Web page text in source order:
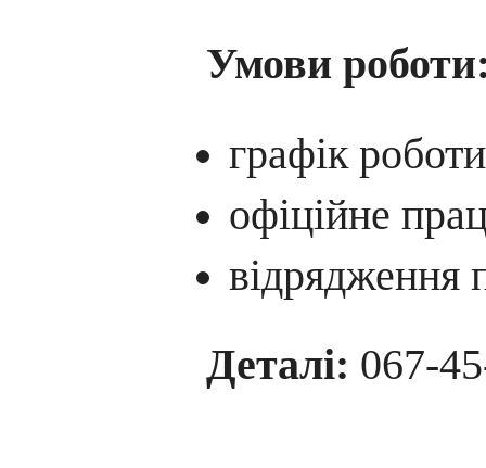
Умови
графік
офіційне
відрядження
Деталі: 067-